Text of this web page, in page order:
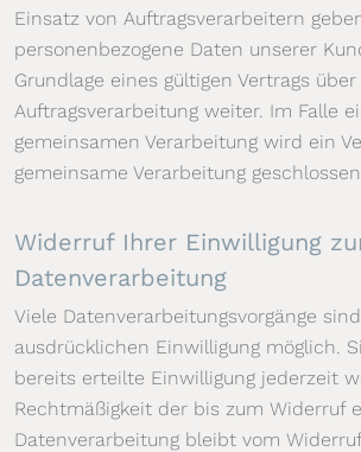
Einsatz von Auftragsverarbeitern
personenbezogene Daten unserer
Grundlage eines gültigen Vertrags über
Auftragsverarbeitung weiter. Im Falle
gemeinsamen Verarbeitung wird ein
gemeinsame Verarbeitung
Widerruf Ihrer Einwilligung
Datenverarbeitung
Viele Datenverarbeitungsvorgänge
ausdrücklichen Einwilligung möglich.
bereits erteilte Einwilligung jederzeit
Rechtmäßigkeit der bis zum Widerruf
Datenverarbeitung bleibt vom